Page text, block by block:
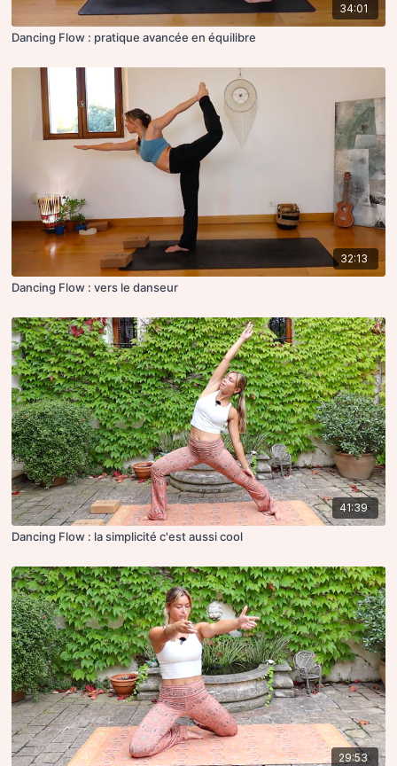
34:01
Dancing Flow : pratique avancée en équilibre
32:13
Dancing Flow : vers le danseur
41:39
Dancing Flow : la simplicité c'est aussi cool
29:53